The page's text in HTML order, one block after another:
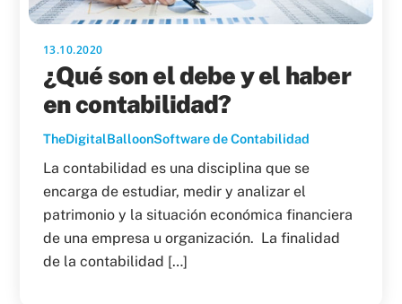
13.10.2020
¿Qué son el debe y el haber
en contabilidad?
TheDigitalBalloonSoftware de Contabilidad
La contabilidad es una disciplina que se
encarga de estudiar, medir y analizar el
patrimonio y la situación económica financiera
de una empresa u organización. La finalidad
de la contabilidad […]